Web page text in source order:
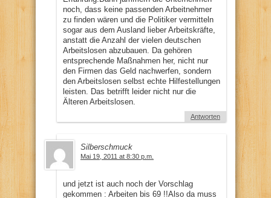
noch, dass keine passenden Arbeitnehmer
zu finden wären und die Politiker vermitteln
sogar aus dem Ausland lieber Arbeitskräfte,
anstatt die Anzahl der vielen deutschen
Arbeitslosen abzubauen. Da gehören
entsprechende Maßnahmen her, nicht nur
den Firmen das Geld nachwerfen, sondern
den Arbeitslosen selbst echte Hilfestellungen
leisten. Das betrifft leider nicht nur die
Älteren Arbeitslosen.
Antworten
Silberschmuck
Mai 19, 2011 at 8:30 p.m.
und jetzt ist auch noch der Vorschlag
gekommen : Arbeiten bis 69 !!Also da muss